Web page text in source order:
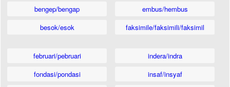
bengep/bengap
besok/esok
embus/hembus
faksimile/faksimili/faksimil
februari/pebruari
fondasi/pondasi
indera/indra
insaf/insyaf